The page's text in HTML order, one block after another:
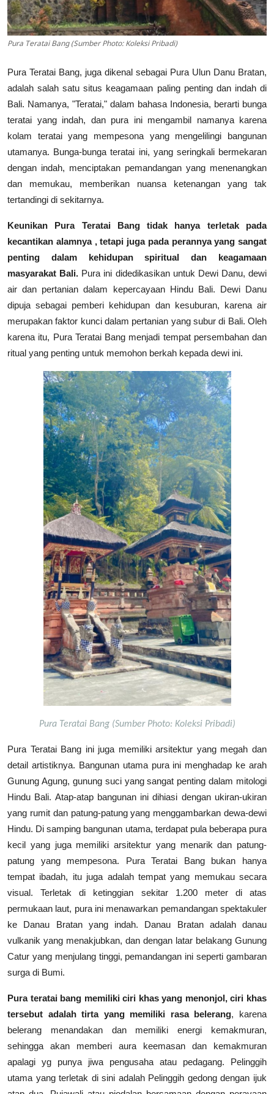
Pura Teratai Bang (Sumber Photo: Koleksi Pribadi)
Pura Teratai Bang, juga dikenal sebagai Pura Ulun Danu Bratan,
adalah salah satu situs keagamaan paling penting dan indah di
Bali. Namanya, "Teratai," dalam bahasa Indonesia, berarti bunga
teratai yang indah, dan pura ini mengambil namanya karena
kolam teratai yang mempesona yang mengelilingi bangunan
utamanya. Bunga-bunga teratai ini, yang seringkali bermekaran
dengan indah, menciptakan pemandangan yang menenangkan
dan memukau, memberikan nuansa ketenangan yang tak
tertandingi di sekitarnya.
Keunikan Pura Teratai Bang tidak hanya terletak pada
kecantikan alamnya , tetapi juga pada perannya yang sangat
penting dalam kehidupan spiritual dan keagamaan
masyarakat Bali. Pura ini didedikasikan untuk Dewi Danu, dewi
air dan pertanian dalam kepercayaan Hindu Bali. Dewi Danu
dipuja sebagai pemberi kehidupan dan kesuburan, karena air
merupakan faktor kunci dalam pertanian yang subur di Bali. Oleh
karena itu, Pura Teratai Bang menjadi tempat persembahan dan
ritual yang penting untuk memohon berkah kepada dewi ini.
Pura Teratai Bang (Sumber Photo: Koleksi Pribadi)
Pura Teratai Bang ini juga memiliki arsitektur yang megah dan
detail artistiknya. Bangunan utama pura ini menghadap ke arah
Gunung Agung, gunung suci yang sangat penting dalam mitologi
Hindu Bali. Atap-atap bangunan ini dihiasi dengan ukiran-ukiran
yang rumit dan patung-patung yang menggambarkan dewa-dewi
Hindu. Di samping bangunan utama, terdapat pula beberapa pura
kecil yang juga memiliki arsitektur yang menarik dan patung-
patung yang mempesona. Pura Teratai Bang bukan hanya
tempat ibadah, itu juga adalah tempat yang memukau secara
visual. Terletak di ketinggian sekitar 1.200 meter di atas
permukaan laut, pura ini menawarkan pemandangan spektakuler
ke Danau Bratan yang indah. Danau Bratan adalah danau
vulkanik yang menakjubkan, dan dengan latar belakang Gunung
Catur yang menjulang tinggi, pemandangan ini seperti gambaran
surga di Bumi.
Pura teratai bang memiliki ciri khas yang menonjol, ciri khas
tersebut adalah tirta yang memiliki rasa belerang, karena
belerang menandakan dan memiliki energi kemakmuran,
sehingga akan memberi aura keemasan dan kemakmuran
apalagi yg punya jiwa pengusaha atau pedagang. Pelinggih
utama yang terletak di sini adalah Pelinggih gedong dengan ijuk